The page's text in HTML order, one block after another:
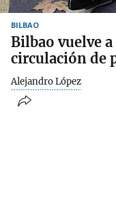
BILBAO
Bilbao vuelve
circulación de
Alejandro López